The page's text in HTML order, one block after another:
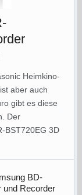
Heimkino-
aber auch
gibt es diese
Der
BST720EG 3D
BD-
und Recorder